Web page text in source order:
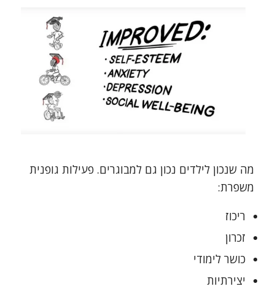
מה שנכון לילדים נכון גם למבוגרים. פעילות גופנית
משפרת:
ריכוז
זכרון
כושר לימודי
יצירתיות